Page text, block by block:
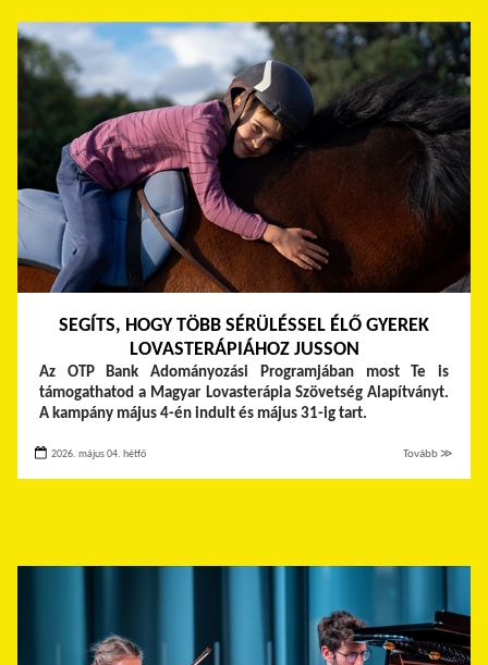
SEGÍTS, HOGY TÖBB SÉRÜLÉSSEL ÉLŐ GYEREK
LOVASTERÁPIÁHOZ JUSSON
Az OTP Bank Adományozási Programjában most Te is
támogathatod a Magyar Lovasterápia Szövetség Alapítványt.
A kampány május 4-én indult és május 31-ig tart.
2026. május 04. hétfő Tovább ≫